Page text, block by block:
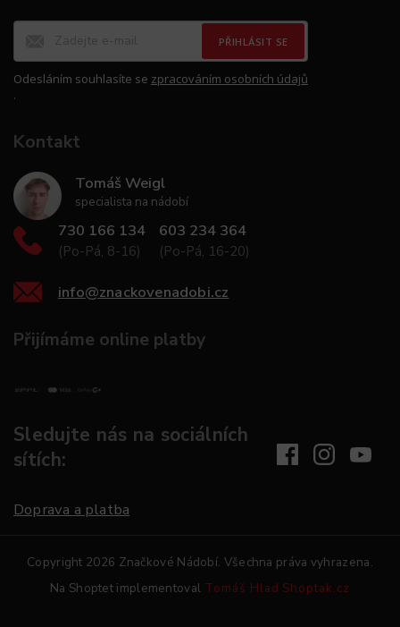
PŘIHLÁSIT SE
Odesláním souhlasíte se zpracováním osobních údajů
.
Kontakt
Tomáš Weigl
specialista na nádobí
730 166 134
(Po-Pá, 8-16)
603 234 364
(Po-Pá, 16-20)
info@znackovenadobi.cz
Přijímáme online platby
Sledujte nás na sociálních
sítích:
Doprava a platba
Copyright 2026 Značkové Nádobí. Všechna práva vyhrazena.
Na Shoptet implementoval Tomáš Hlad Shoptak.cz